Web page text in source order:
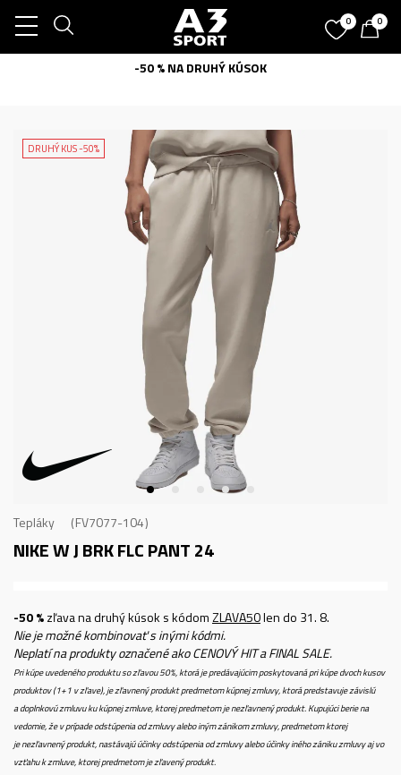
0 0
-50 % NA DRUHÝ KÚSOK
DRUHÝ KUS -50%
Tepláky FV7077-104
NIKE W J BRK FLC PANT 24
-50 %zľava na druhý kúsok s kódomZLAVA50len do 31. 8.
Nie je možné kombinovať s inými kódmi.
Neplatí na produkty označené ako CENOVÝ HIT a FINAL SALE.
Pri kúpe uvedeného produktu so zľavou 50%, ktorá je predávajúcim poskytovaná pri kúpe dvoch kusov
produktov (1+1 v zľave), je zľavnený produkt predmetom kúpnej zmluvy, ktorá predstavuje závislú
a doplnkovú zmluvu ku kúpnej zmluve, ktorej predmetom je nezľavnený produkt. Kupujúci berie na
vedomie, že v prípade odstúpenia od zmluvy alebo iným zánikom zmluvy, predmetom ktorej
je nezľavnený produkt, nastávajú účinky odstúpenia od zmluvy alebo účinky iného zániku zmluvy aj vo
vzťahu k zmluve, ktorej predmetom je zľavený produkt.